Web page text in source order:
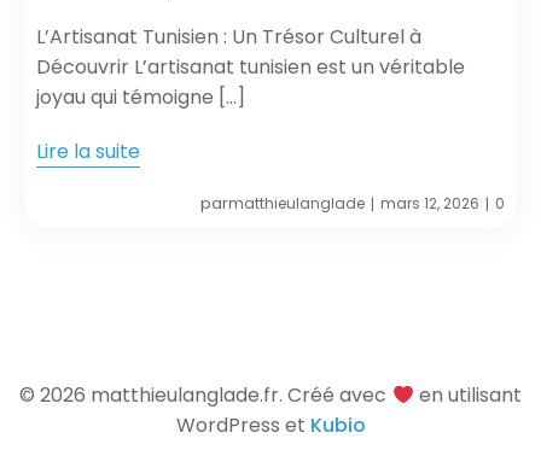
L’Artisanat Tunisien : Un Trésor Culturel à
Découvrir L’artisanat tunisien est un véritable
joyau qui témoigne […]
Lire la suite
parmatthieulanglade | mars 12, 2026 | 0
© 2026 matthieulanglade.fr. Créé avec
en utilisant
WordPress et Kubio